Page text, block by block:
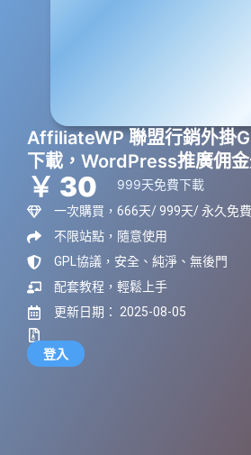
AffiliateWP 聯盟行銷外掛
下載，WordPress推廣佣金
￥ 30 999天免費下載
一次購買，666天/ 999天/ 永久免
不限站點，隨意使用
GPL協議，安全、純淨、無後門
配套教程，輕鬆上手
更新日期： 2025-08-05
登入